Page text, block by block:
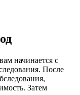
начинается с
После
Затем